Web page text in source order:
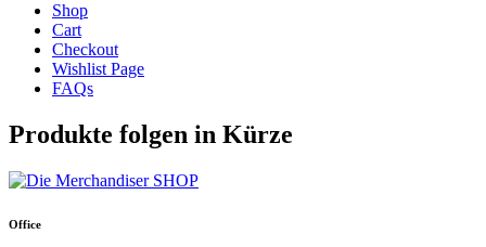
Shop
Cart
Checkout
Wishlist Page
FAQs
facebook-
1
twitter-
x
dribble-
new
instagram
Produkte folgen in Kürze
Office